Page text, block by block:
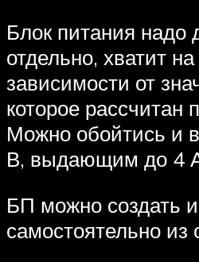
Блок питания надо
отдельно, хватит
зависимости от
которое рассчитан
Можно обойтись и
В, выдающим до 4
БП можно создать и
самостоятельно из